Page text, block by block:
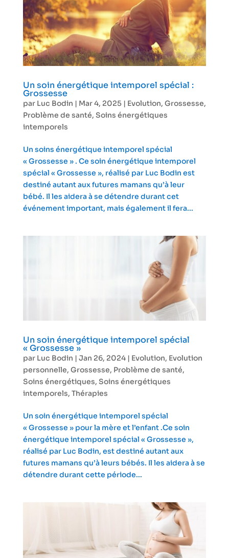
Un soin énergétique intemporel spécial :
Grossesse
par Luc Bodin | Mar 4, 2025| Evolution, Grossesse,
Problème de santé, Soins énergétiques
intemporels
Un soins énergétique intemporel spécial
« Grossesse » . Ce soin énergétique intemporel
spécial « Grossesse », réalisé par Luc Bodin est
destiné autant aux futures mamans qu’à leur
bébé. Il les aidera à se détendre durant cet
événement important, mais également il fera...
Un soin énergétique intemporel spécial
« Grossesse »
par Luc Bodin | Jan 26, 2024| Evolution, Evolution
personnelle, Grossesse, Problème de santé,
Soins énergétiques, Soins énergétiques
intemporels, Thérapies
Un soin énergétique intemporel spécial
« Grossesse » pour la mère et l’enfant .Ce soin
énergétique intemporel spécial « Grossesse »,
réalisé par Luc Bodin, est destiné autant aux
futures mamans qu’à leurs bébés. Il les aidera à se
détendre durant cette période...